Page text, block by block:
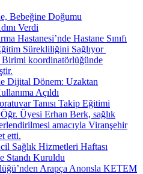
Bebeğine Doğumu
Verdi
Hastanesi’nde Hastane Sınıfı
Sürekliliğini Sağlıyor
Birimi koordinatörlüğünde
Dijital Dönem: Uzaktan
Açıldı
Tanısı Takip Eğitimi
Üyesi Erhan Berk, sağlık
amacıyla Viranşehir
etti.
Sağlık Hizmetleri Haftası
Standı Kuruldu
Arapça Anonsla KETEM